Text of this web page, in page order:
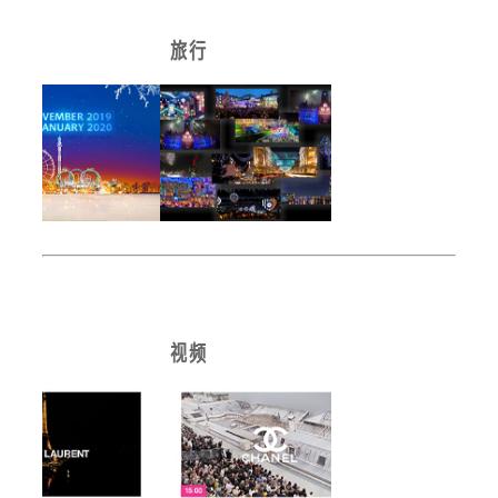
旅 行
视 频